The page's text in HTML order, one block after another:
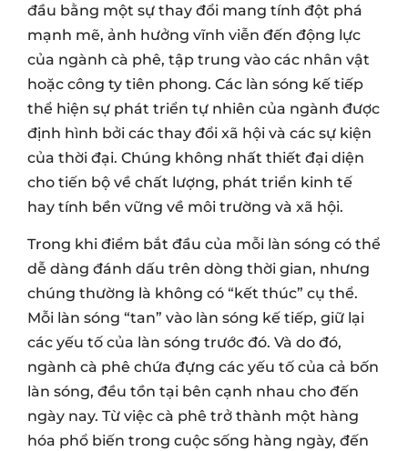
đầu bằng một sự thay đổi mang tính đột phá
mạnh mẽ, ảnh hưởng vĩnh viễn đến động lực
của ngành cà phê, tập trung vào các nhân vật
hoặc công ty tiên phong. Các làn sóng kế tiếp
thể hiện sự phát triển tự nhiên của ngành được
định hình bởi các thay đổi xã hội và các sự kiện
của thời đại. Chúng không nhất thiết đại diện
cho tiến bộ về chất lượng, phát triển kinh tế
hay tính bền vững về môi trường và xã hội.
Trong khi điểm bắt đầu của mỗi làn sóng có thể
dễ dàng đánh dấu trên dòng thời gian, nhưng
chúng thường là không có “kết thúc” cụ thể.
Mỗi làn sóng “tan” vào làn sóng kế tiếp, giữ lại
các yếu tố của làn sóng trước đó. Và do đó,
ngành cà phê chứa đựng các yếu tố của cả bốn
làn sóng, đều tồn tại bên cạnh nhau cho đến
ngày nay. Từ việc cà phê trở thành một hàng
hóa phổ biến trong cuộc sống hàng ngày, đến